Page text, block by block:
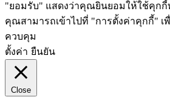
"ยอมรับ" แสดงว่าคุณยินยอมให้ใช้คุกกี้
คุณสามารถเข้าไปที่ "การตั้งค่าคุกกี้"
ควบคุม
ตั้งค่า ยืนยัน
Close